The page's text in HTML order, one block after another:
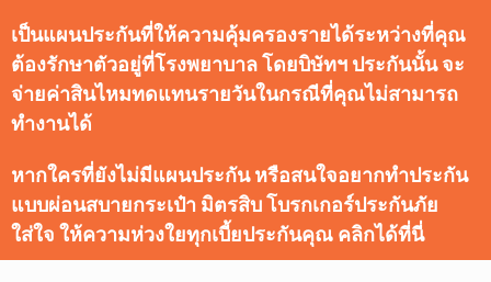
เป็นแผนประกันที่ให้ความคุ้มครองรายได้ระหว่างที่คุณ
ต้องรักษาตัวอยู่ที่โรงพยาบาล โดยบิษัทฯ ประกันนั้น จะ
จ่ายค่าสินไหมทดแทนรายวันในกรณีที่คุณไม่สามารถ
ทำงานได้
หากใครที่ยังไม่มีแผนประกัน หรือสนใจอยากทำประกัน
แบบผ่อนสบายกระเป๋า มิตรสิบ โบรกเกอร์ประกันภัย
ใส่ใจ ให้ความห่วงใยทุกเบี้ยประกันคุณ คลิกได้ที่นี่